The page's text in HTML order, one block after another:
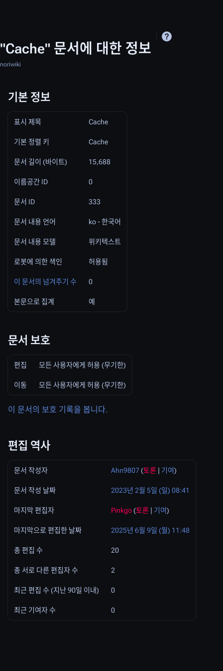
"Cache" 문서에 대한 정보
noriwiki
기본 정보
표시 제목 Cache
기본 정렬 키 Cache
문서 길이 (바이트) 15,688
이름공간 ID 0
문서 ID 333
문서 내용 언어 ko - 한국어
문서 내용 모델 위키텍스트
로봇에 의한 색인 허용됨
이 문서의 넘겨주기 수 0
본문으로 집계 예
문서 보호
편집 모든 사용자에게 허용 (무기한)
이동 모든 사용자에게 허용 (무기한)
이 문서의 보호 기록을 봅니다.
편집 역사
문서 작성자 Ahn9807(토론 | 기여)
문서 작성 날짜 2023년 2월 5일 (일) 08:41
마지막 편집자 Pinkgo(토론 | 기여)
마지막으로 편집한 날짜 2025년 6월 9일 (월) 11:48
총 편집 수 20
총 서로 다른 편집자 수 2
최근 편집 수 (지난 90일 이내) 0
최근 기여자 수 0